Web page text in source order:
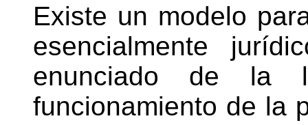
Existe un modelo
esencialmente
enunciado de la
funcionamiento de la